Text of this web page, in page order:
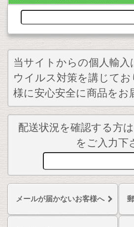
当サイトからの個人輸
ウイルス対策を講じて
様に安心安全に商品をお
配送状況を確認する方
をご入力下
メールが届かないお客様へ